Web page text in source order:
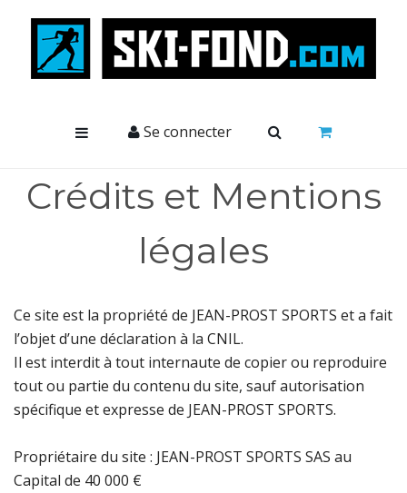
Se connecter
Crédits et Mentions
légales
Ce site est la propriété de JEAN-PROST SPORTS et a fait
l’objet d’une déclaration à la CNIL.
Il est interdit à tout internaute de copier ou reproduire
tout ou partie du contenu du site, sauf autorisation
spécifique et expresse de JEAN-PROST SPORTS.
Propriétaire du site : JEAN-PROST SPORTS SAS au
Capital de 40 000 €